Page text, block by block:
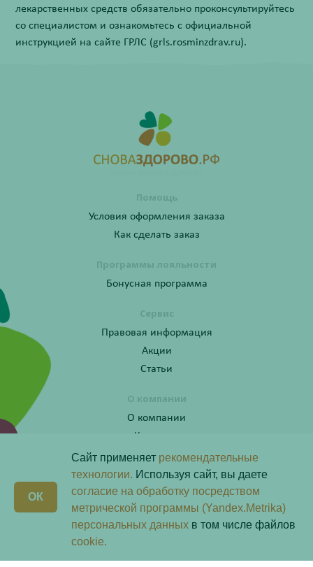
лекарственных средств обязательно проконсультируйтесь
со специалистом и ознакомьтесь с официальной
инструкцией на сайте ГРЛС (grls.rosminzdrav.ru).
Помощь
Условия оформления заказа
Как сделать заказ
Программы лояльности
Бонусная программа
Сервис
Правовая информация
Акции
Статьи
О компании
О компании
Контакты
Получите консультацию по телефону:
8 (800) 201-40-60 доб. 3
Сайт применяет рекомендательные
технологии. Используя сайт, вы даете
согласие на обработку посредством
метрической программы (Yandex.Metrika)
персональных данных в том числе файлов
cookie.
ОК
Скачай наше
приложение